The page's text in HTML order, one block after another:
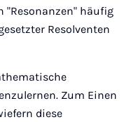
"Resonanzen" häufig
Resolventen
Zum Einen
diese